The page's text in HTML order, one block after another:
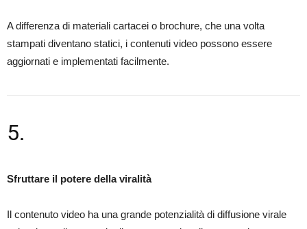
A differenza di materiali cartacei o brochure, che una volta
stampati diventano statici, i contenuti video possono essere
aggiornati e implementati facilmente.
5.
Sfruttare il potere della viralità
Il contenuto video ha una grande potenzialità di diffusione virale